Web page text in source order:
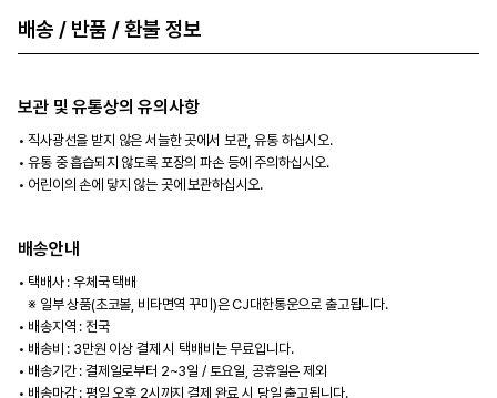
배송 / 반품 / 환불 정보
보관 및 유통상의 유의사항
직사광선을 받지 않은 서늘한 곳에서 보관, 유통 하십시오.
유통 중 흡습되지 않도록 포장의 파손 등에 주의하십시오.
어린이의 손에 닿지 않는 곳에 보관하십시오.
배송안내
택배사 : 우체국 택배
※ 일부 상품(초코볼, 비타면역 꾸미)은 CJ대한통운으로 출고됩니다.
배송지역 : 전국
배송비 : 3만원 이상 결제 시 택배비는 무료입니다.
배송기간 : 결제일로부터 2~3일 / 토요일, 공휴일은 제외
배송마감 : 평일 오후 2시까지 결제 완료 시 당일 출고됩니다.